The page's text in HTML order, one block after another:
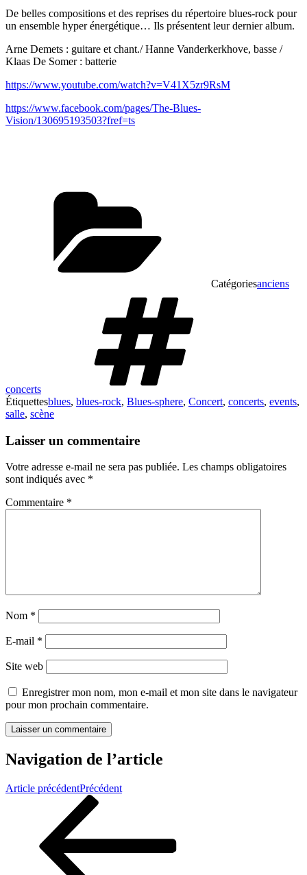
De belles compositions et des reprises du répertoire blues-rock pour
un ensemble hyper énergétique… Ils présentent leur dernier album.
Arne Demets : guitare et chant./ Hanne Vanderkerkhove, basse /
Klaas De Somer : batterie
https://www.youtube.com/watch?v=V41X5zr9RsM
https://www.facebook.com/pages/The-Blues-
Vision/130695193503?fref=ts
Catégoriesanciens
concerts
Étiquettesblues, blues-rock, Blues-sphere, Concert, concerts, events,
salle, scène
Laisser un commentaire
Votre adresse e-mail ne sera pas publiée. Les champs obligatoires
sont indiqués avec *
Commentaire *
Nom *
E-mail *
Site web
Enregistrer mon nom, mon e-mail et mon site dans le navigateur
pour mon prochain commentaire.
Navigation de l’article
Article précédentPrécédent